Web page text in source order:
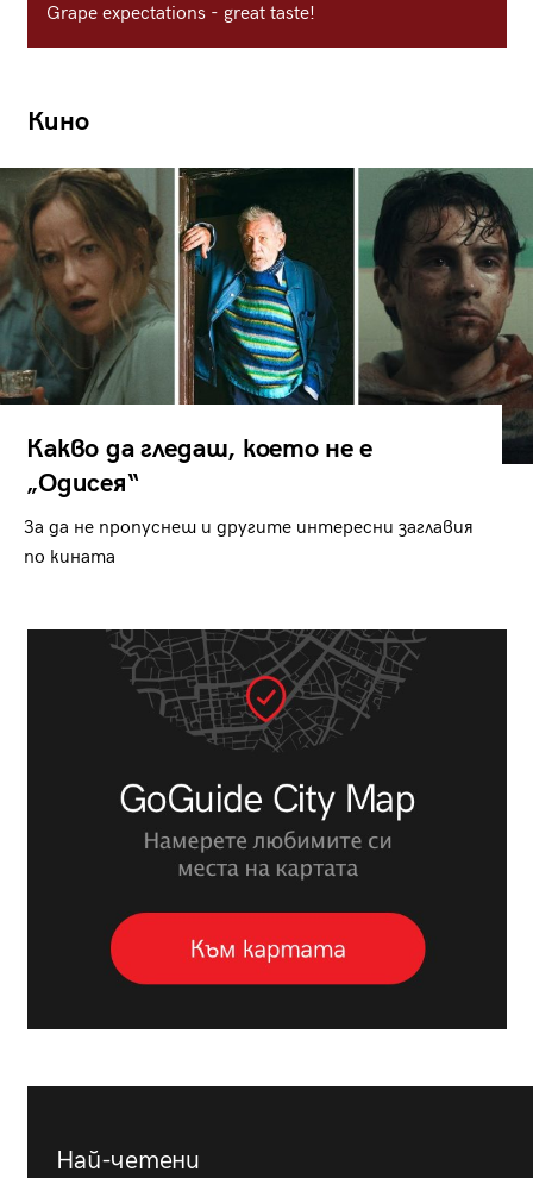
Grape expectations - great taste!
Кино
Какво да гледаш, което не е
„Одисея“
За да не пропуснеш и другите интересни заглавия
по кината
Най-четени